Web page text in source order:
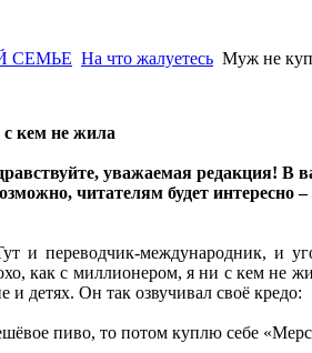
СЕМЬЕ На что жалуетесь Муж не
кем не жила
уважаемая редакция! В
читателям будет интересно
и переводчик-международник, и
как с миллионером, я ни с кем не
и детях. Он так озвучивал своё кредо:
пиво, то потом куплю себе